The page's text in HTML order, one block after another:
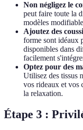
Non négligez le
peut faire toute la
modèles
Ajoutez des
forme sont idéaux
disponibles dans
facilement
Optez pour des
Utilisez des tissus
vos rideaux et vos
la relaxation.
Étape 3 :